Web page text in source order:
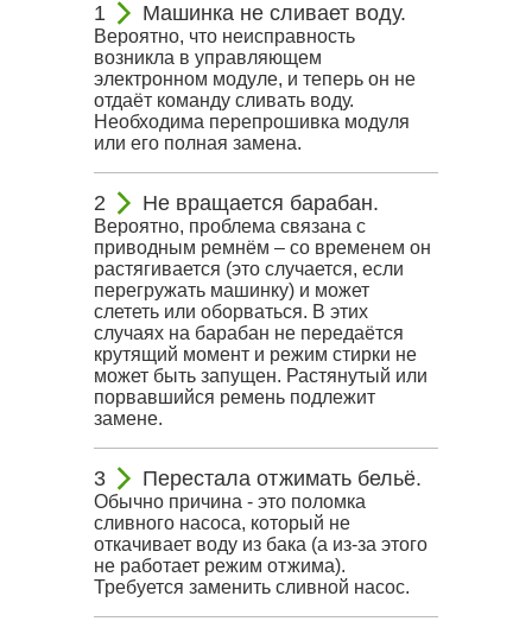
Машинка не сливает воду.
Вероятно, что неисправность
возникла в управляющем
электронном модуле, и теперь он не
отдаёт команду сливать воду.
Необходима перепрошивка модуля
или его полная замена.
Не вращается барабан.
Вероятно, проблема связана с
приводным ремнём – со временем он
растягивается (это случается, если
перегружать машинку) и может
слететь или оборваться. В этих
случаях на барабан не передаётся
крутящий момент и режим стирки не
может быть запущен. Растянутый или
порвавшийся ремень подлежит
замене.
Перестала отжимать бельё.
Обычно причина - это поломка
сливного насоса, который не
откачивает воду из бака (а из-за этого
не работает режим отжима).
Требуется заменить сливной насос.